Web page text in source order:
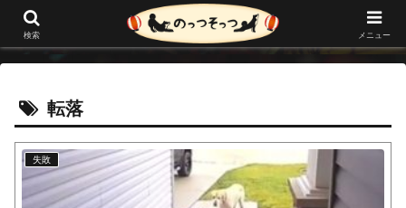
転落
失敗
検索 メニュー